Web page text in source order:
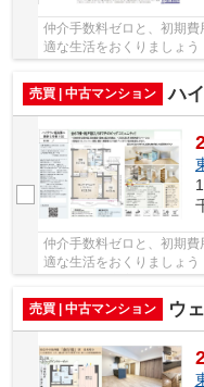
仲介手数料ゼロと、初期
適な生活をおくりましょ
売買 | 中古マンション
ハイタ
仲介手数料ゼロと、初期
適な生活をおくりましょ
売買 | 中古マンション
ウェ